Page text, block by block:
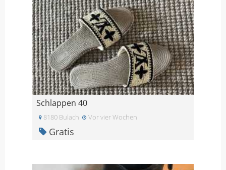
Schlappen 40
8180 Bulach Vor vier Wochen
Gratis